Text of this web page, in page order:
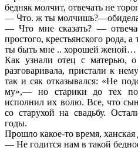
бедняк молчит, отвечать не
— Что. ж ты
— Что мне сказать? —
простого, крестьянского
ты быть мне .. хорошей женой…
Как узнали отец с матерью,
разговаривала, пристали к
так и сяк отказывался: «Не
му»,— но старики до тех
исполнил их волю. Все, что сын
со старухой на свадьбу.
годы.
Прошло какое-то время,
— Не годится нам в такой